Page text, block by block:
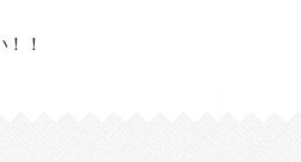
！